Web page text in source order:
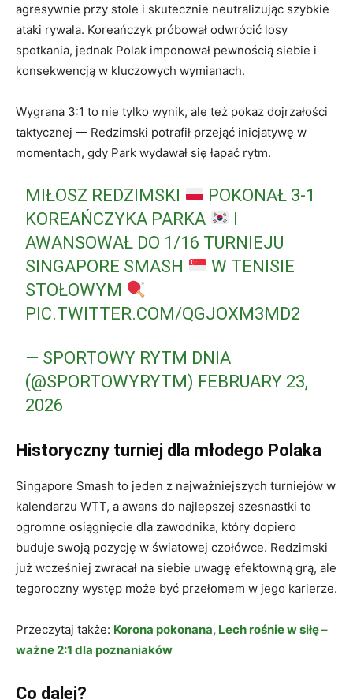
agresywnie przy stole i skutecznie neutralizując szybkie
ataki rywala. Koreańczyk próbował odwrócić losy
spotkania, jednak Polak imponował pewnością siebie i
konsekwencją w kluczowych wymianach.
Wygrana 3:1 to nie tylko wynik, ale też pokaz dojrzałości
taktycznej — Redzimski potrafił przejąć inicjatywę w
momentach, gdy Park wydawał się łapać rytm.
MIŁOSZ REDZIMSKI
POKONAŁ 3-1
KOREAŃCZYKA PARKA
I
AWANSOWAŁ DO 1/16 TURNIEJU
SINGAPORE SMASH
W TENISIE
STOŁOWYM
PIC.TWITTER.COM/QGJOXM3MD2
— SPORTOWY RYTM DNIA
(@SPORTOWYRYTM) FEBRUARY 23,
2026
Historyczny turniej dla młodego Polaka
Singapore Smash to jeden z najważniejszych turniejów w
kalendarzu WTT, a awans do najlepszej szesnastki to
ogromne osiągnięcie dla zawodnika, który dopiero
buduje swoją pozycję w światowej czołówce. Redzimski
już wcześniej zwracał na siebie uwagę efektowną grą, ale
tegoroczny występ może być przełomem w jego karierze.
Przeczytaj także: Korona pokonana, Lech rośnie w siłę –
ważne 2:1 dla poznaniaków
Co dalej?